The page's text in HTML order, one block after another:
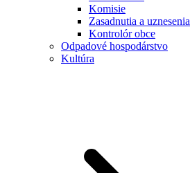
Komisie
Zasadnutia a uznesenia
Kontrolór obce
Odpadové hospodárstvo
Kultúra